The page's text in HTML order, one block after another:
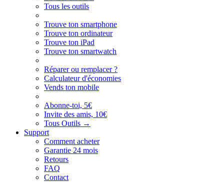
Tous les outils
Trouve ton smartphone
Trouve ton ordinateur
Trouve ton iPad
Trouve ton smartwatch
Réparer ou remplacer ?
Calculateur d'économies
Vends ton mobile
Abonne-toi, 5€
Invite des amis, 10€
Tous Outils →
Support
Comment acheter
Garantie 24 mois
Retours
FAQ
Contact